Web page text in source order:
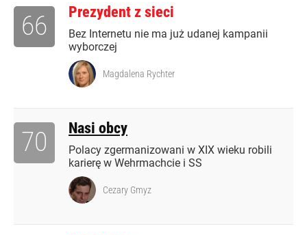
Prezydent z sieci
Bez Internetu nie ma już udanej kampanii
wyborczej
66
Magdalena Rychter
Nasi obcy
Polacy zgermanizowani w XIX wieku robili
karierę w Wehrmachcie i SS
70
Cezary Gmyz